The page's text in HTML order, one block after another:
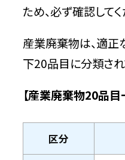
ため、必ず確認してく
産業廃棄物は、適
下20品目に分類され
【産業廃棄物20品目
区分